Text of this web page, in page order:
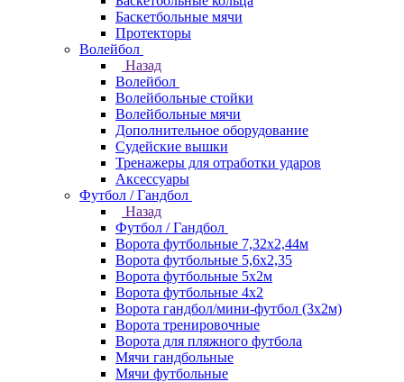
Баскетбольные мячи
Протекторы
Волейбол
Назад
Волейбол
Волейбольные стойки
Волейбольные мячи
Дополнительное оборудование
Судейские вышки
Тренажеры для отработки ударов
Аксессуары
Футбол / Гандбол
Назад
Футбол / Гандбол
Ворота футбольные 7,32х2,44м
Ворота футбольные 5,6х2,35
Ворота футбольные 5х2м
Ворота футбольные 4х2
Ворота гандбол/мини-футбол (3х2м)
Ворота тренировочные
Ворота для пляжного футбола
Мячи гандбольные
Мячи футбольные